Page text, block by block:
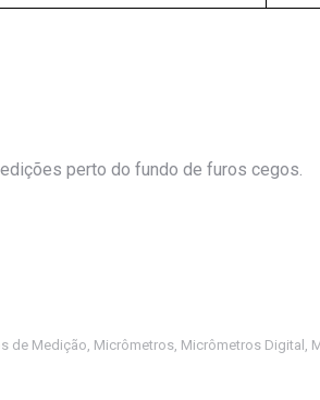
perto do fundo de furos cegos.
de Medição, Micrômetros, Micrômetros Digital ,